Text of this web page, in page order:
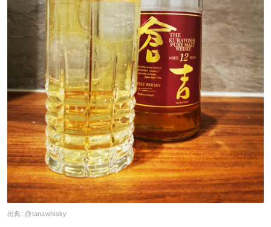
出典: @tanawhisky